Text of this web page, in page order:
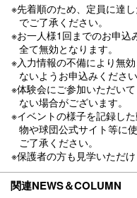
※先着順のため、定員に達
でご了承ください。
※お一人様1回までのお申込
全て無効となります。
※入力情報の不備により無
ないようお申込みください
※体験会にご参加いただい
ない場合がございます。
※イベントの様子を記録し
物や球団公式サイト等に
ご了承ください。
※保護者の方も見学いただけ
関連NEWS＆COLUMN